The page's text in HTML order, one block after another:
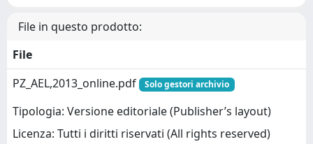
File in questo prodotto:
File
PZ_AEL,2013_online.pdf
Solo gestori archivio
Tipologia: Versione editoriale (Publisher’s layout)
Licenza: Tutti i diritti riservati (All rights reserved)